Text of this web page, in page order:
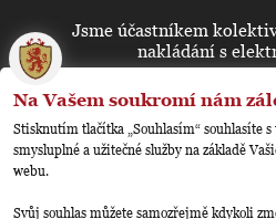
Jsme účastníkem
nakládání s
🍪
Na Vašem soukromí nám
Stisknutím tlačítka „Souhlasím“ souhlasíte
smysluplné a užitečné služby na základě
webu.
Svůj souhlas můžete samozřejmě kdykoli